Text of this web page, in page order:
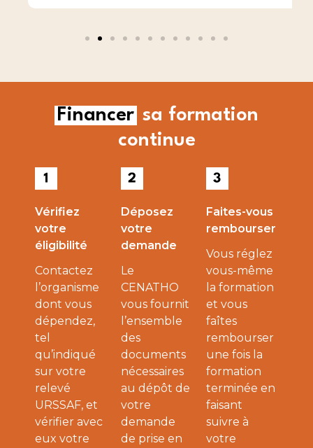
Financer sa formation
continue
Vérifiez
votre
éligibilité
Contactez
l’organisme
dont vous
dépendez,
tel
qu’indiqué
sur votre
relevé
URSSAF, et
vérifier avec
eux votre
Déposez
votre
demande
Le
CENATHO
vous fournit
l’ensemble
des
documents
nécessaires
au dépôt de
votre
demande
de prise en
Faites-vous
rembourser
Vous réglez
vous-même
la formation
et vous
faîtes
rembourser
une fois la
formation
terminée en
faisant
suivre à
votre